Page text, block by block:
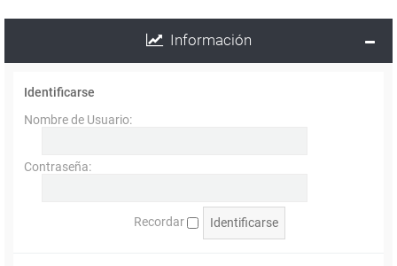
Información
Identificarse
Nombre de Usuario:
Contraseña:
Recordar